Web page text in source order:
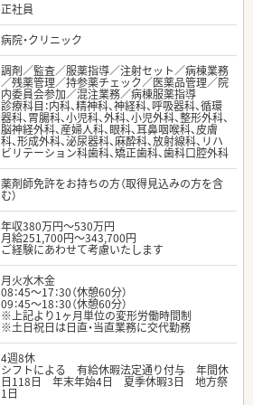
正社員
病院・クリニック
調剤／監査／服薬指導／注射セット／病棟業務
／残薬管理／持参薬チェック／医薬品管理／院
内委員会参加／混注業務／病棟服薬指導
診療科目：内科、精神科、神経科、呼吸器科、循環
器科、胃腸科、小児科、外科、小児外科、整形外科、
脳神経外科、産婦人科、眼科、耳鼻咽喉科、皮膚
科、形成外科、泌尿器科、麻酔科、放射線科、リハ
ビリテーション科歯科、矯正歯科、歯科口腔外科
薬剤師免許をお持ちの方（取得見込みの方を含
む）
年収380万円～530万円
月給251,700円～343,700円
ご経験にあわせて考慮いたします
月火水木金
08：45～17：30（休憩60分）
09：45～18：30（休憩60分）
※上記より1ヶ月単位の変形労働時間制
※土日祝日は日直・当直業務に交代勤務
4週8休
シフトによる 有給休暇法定通り付与 年間休
日118日 年末年始4日 夏季休暇3日 地方祭
1日